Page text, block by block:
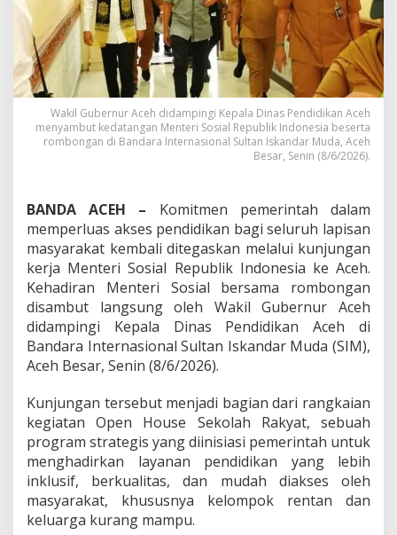
n
g
i
b
S
t
M
e
n
s
o
s
R
I
,
D
r
o
n
e
g
Wakil Gubernur Aceh didampingi Kepala Dinas Pendidikan Aceh
menyambut kedatangan Menteri Sosial Republik Indonesia beserta
rombongan di Bandara Internasional Sultan Iskandar Muda, Aceh
Besar, Senin (8/6/2026).
BANDA ACEH – Komitmen pemerintah dalam
memperluas akses pendidikan bagi seluruh lapisan
masyarakat kembali ditegaskan melalui kunjungan
kerja Menteri Sosial Republik Indonesia ke Aceh.
Kehadiran Menteri Sosial bersama rombongan
disambut langsung oleh Wakil Gubernur Aceh
didampingi Kepala Dinas Pendidikan Aceh di
Bandara Internasional Sultan Iskandar Muda (SIM),
Aceh Besar, Senin (8/6/2026).
Kunjungan tersebut menjadi bagian dari rangkaian
kegiatan Open House Sekolah Rakyat, sebuah
program strategis yang diinisiasi pemerintah untuk
menghadirkan layanan pendidikan yang lebih
inklusif, berkualitas, dan mudah diakses oleh
masyarakat, khususnya kelompok rentan dan
keluarga kurang mampu.